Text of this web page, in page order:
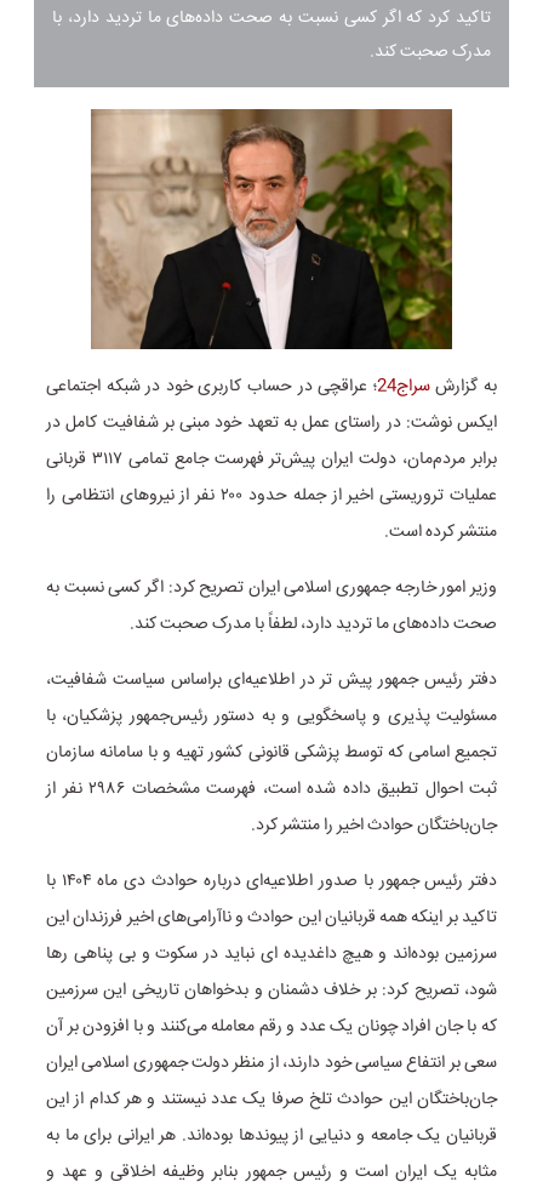
تاکید کرد که اگر کسی نسبت به صحت داده‌های ما تردید دارد، با
مدرک صحبت کند.
به گزارشسراج24
؛ عراقچی در حساب کاربری خود در شبکه اجتماعی
ایکس نوشت: در راستای عمل به تعهد خود مبنی بر شفافیت کامل در
برابر مردم‌مان، دولت ایران پیش‌تر فهرست جامع تمامی ۳۱۱۷ قربانی
عملیات تروریستی اخیر از جمله حدود ۲۰۰ نفر از نیروهای انتظامی را
منتشر کرده است.
وزیر امور خارجه جمهوری اسلامی ایران تصریح کرد: اگر کسی نسبت به
صحت داده‌های ما تردید دارد، لطفاً با مدرک صحبت کند.
دفتر رئیس جمهور پیش تر در اطلاعیه‌ای براساس سیاست شفافیت،
مسئولیت پذیری و پاسخگویی و به دستور رئیس‌جمهور پزشکیان،‌ با
تجمیع اسامی که توسط پزشکی قانونی کشور تهیه و با سامانه سازمان
ثبت احوال تطبیق داده شده است، فهرست مشخصات ۲۹۸۶ نفر از
جان‌باختگان حوادث اخیر را منتشر کرد.
دفتر رئیس جمهور با صدور اطلاعیه‌ای درباره حوادث دی ماه ۱۴۰۴ با
تاکید بر اینکه همه قربانیان این حوادث و ناآرامی‌های اخیر فرزندان این
سرزمین بوده‌اند و هیچ داغدیده‌ ای نباید در سکوت و بی پناهی رها
شود، تصریح کرد: بر خلاف دشمنان و بدخواهان تاریخی این سرزمین
که با جان افراد چونان یک عدد و رقم معامله می‌کنند و با افزودن بر آن
سعی بر انتفاع سیاسی خود دارند، از منظر دولت جمهوری اسلامی ایران
جان‌باختگان این حوادث تلخ صرفا یک عدد نیستند و هر کدام از این
قربانیان یک جامعه و دنیایی از پیوندها بوده‌اند. هر ایرانی برای ما به
مثابه یک ایران است و رئیس جمهور بنابر وظیفه اخلاقی و عهد و